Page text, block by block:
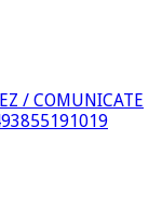
/ COMUNICATE